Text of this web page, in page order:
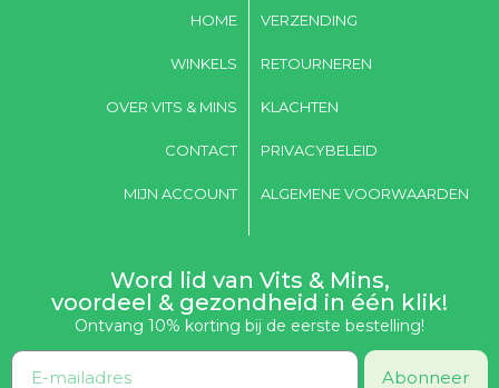
HOME
WINKELS
OVER VITS & MINS
CONTACT
MIJN ACCOUNT
VERZENDING
RETOURNEREN
KLACHTEN
PRIVACYBELEID
ALGEMENE VOORWAARDEN
Word lid van Vits & Mins,
voordeel & gezondheid in één klik!
Ontvang 10% korting bij de eerste bestelling!
Abonneer